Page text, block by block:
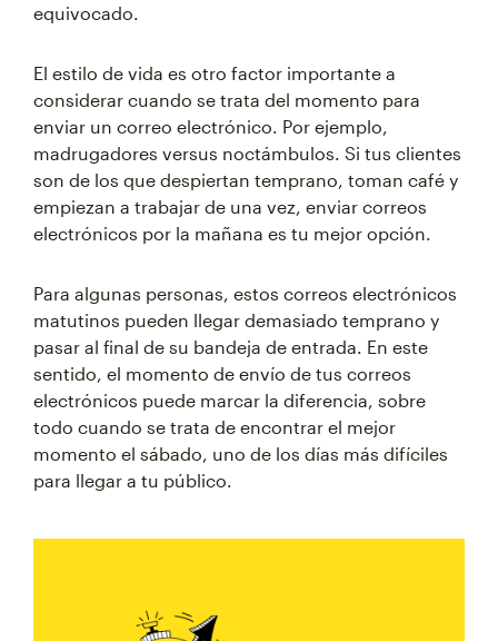
equivocado.
El estilo de vida es otro factor importante a
considerar cuando se trata del momento para
enviar un correo electrónico. Por ejemplo,
madrugadores versus noctámbulos. Si tus clientes
son de los que despiertan temprano, toman café y
empiezan a trabajar de una vez, enviar correos
electrónicos por la mañana es tu mejor opción.
Para algunas personas, estos correos electrónicos
matutinos pueden llegar demasiado temprano y
pasar al final de su bandeja de entrada. En este
sentido, el momento de envío de tus correos
electrónicos puede marcar la diferencia, sobre
todo cuando se trata de encontrar el mejor
momento el sábado, uno de los días más difíciles
para llegar a tu público.